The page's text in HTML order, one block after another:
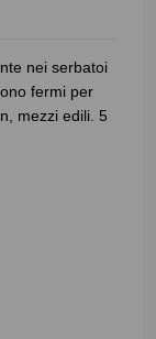
nei serbatoi
fermi per
mezzi edili. 5